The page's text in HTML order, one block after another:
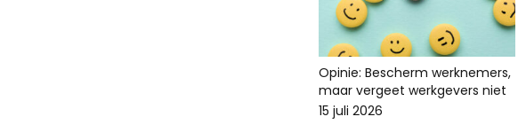
Opinie: Bescherm werknemers,
maar vergeet werkgevers niet
15 juli 2026